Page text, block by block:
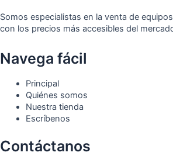
Somos especialistas en la venta de
con los precios más accesibles del
Navega fácil
Principal
Quiénes somos
Nuestra tienda
Escríbenos
Contáctanos